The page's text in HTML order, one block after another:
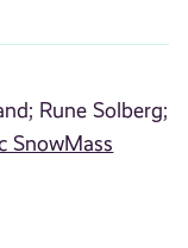
Rune Solberg;
SnowMass